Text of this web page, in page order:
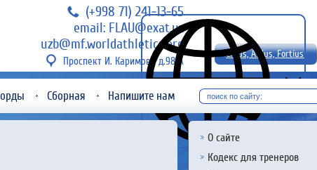
(+998 71) 241-13-65
email: FLAU@exat.uz
uzb@mf.worldathletics.org
Проспект И. Каримова д.98 А
Citius, Altius, Fortius!
RU
Сборная Напишите нам
О сайте
Кодекс для тренеров